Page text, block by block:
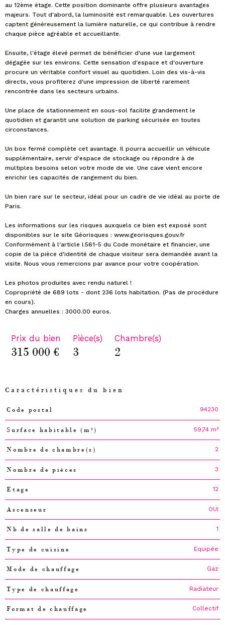
au 12ème étage. Cette position dominante offre plusieurs avantages
majeurs. Tout d'abord, la luminosité est remarquable. Les ouvertures
captent généreusement la lumière naturelle, ce qui contribue à rendre
chaque pièce agréable et accueillante.
Ensuite, l'étage élevé permet de bénéficier d'une vue largement
dégagée sur les environs. Cette sensation d'espace et d'ouverture
procure un véritable confort visuel au quotidien. Loin des vis-à-vis
directs, vous profiterez d'une impression de liberté rarement
rencontrée dans les secteurs urbains.
Une place de stationnement en sous-sol facilite grandement le
quotidien et garantit une solution de parking sécurisée en toutes
circonstances.
Un box fermé complète cet avantage. Il pourra accueillir un véhicule
supplémentaire, servir d'espace de stockage ou répondre à de
multiples besoins selon votre mode de vie. Une cave vient encore
enrichir les capacités de rangement du bien.
Un bien rare sur le secteur, idéal pour un cadre de vie idéal au porte de
Paris.
Les informations sur les risques auxquels ce bien est exposé sont
disponibles sur le site Géorisques : www.georisques.gouv.fr
Conformément à l'article I.561-5 du Code monétaire et financier, une
copie de la pièce d'identité de chaque visiteur sera demandée avant la
visite. Nous vous remercions par avance pour votre coopération.
Les photos produites avec rendu naturel !
Copropriété de 689 lots - dont 236 lots habitation. (Pas de procédure
en cours).
Prix du bien
315 000 €
Pièce(s)
3
Chambre(s)
2
Caractéristiques du bien
Caractéristiques
Code postal 94230
Surface habitable (m²) 59,74 m²
Nombre de chambre(s) 2
Nombre de pièces 3
Etage 12
Ascenseur OUI
Nb de salle de bains 1
Type de cuisine Equipée
Mode de chauffage Gaz
Type de chauffage Radiateur
Format de chauffage Collectif